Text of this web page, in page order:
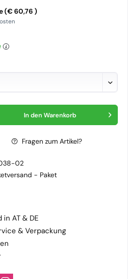
(€ 60,76 )
In den Warenkorb
Fragen zum Artikel?
02
- Paket
AT & DE
& Verpackung